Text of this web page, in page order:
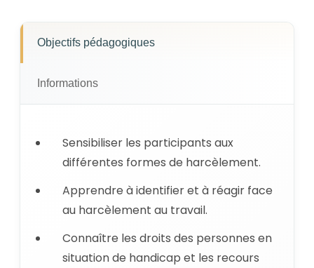
Objectifs pédagogiques
Informations
Sensibiliser les participants aux
différentes formes de harcèlement.
Apprendre à identifier et à réagir face
au harcèlement au travail.
Connaître les droits des personnes en
situation de handicap et les recours